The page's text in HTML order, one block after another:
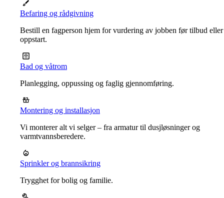
Befaring og rådgivning
Bestill en fagperson hjem for vurdering av jobben før tilbud eller
oppstart.
Bad og våtrom
Planlegging, oppussing og faglig gjennomføring.
Montering og installasjon
Vi monterer alt vi selger – fra armatur til dusjløsninger og
varmtvannsberedere.
Sprinkler og brannsikring
Trygghet for bolig og familie.